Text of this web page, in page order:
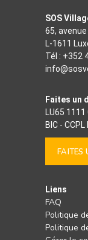
SOS
65, avenue
L-1611
Tél : +352
Faites un
LU65
BIC - CCPL
FAITES
Liens
FAQ
Politique
Politique